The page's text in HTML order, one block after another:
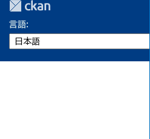
言語